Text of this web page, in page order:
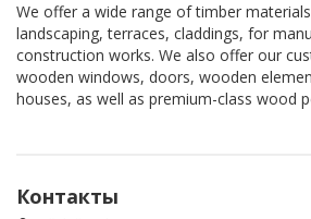
We offer a wide range of timber
landscaping, terraces, claddings, for
construction works. We also offer our
wooden windows, doors, wooden
houses, as well as premium-class wood
Контакты